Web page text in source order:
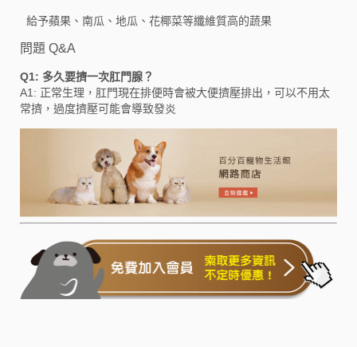
給予蘋果、南瓜、地瓜、花椰菜等纖維質高的蔬果
問題 Q&A
Q1: 多久要擠一次肛門腺？
A1: 正常生理，肛門現在排便時會被大便擠壓排出，可以不用太
常擠，過度擠壓可能會導致發炎